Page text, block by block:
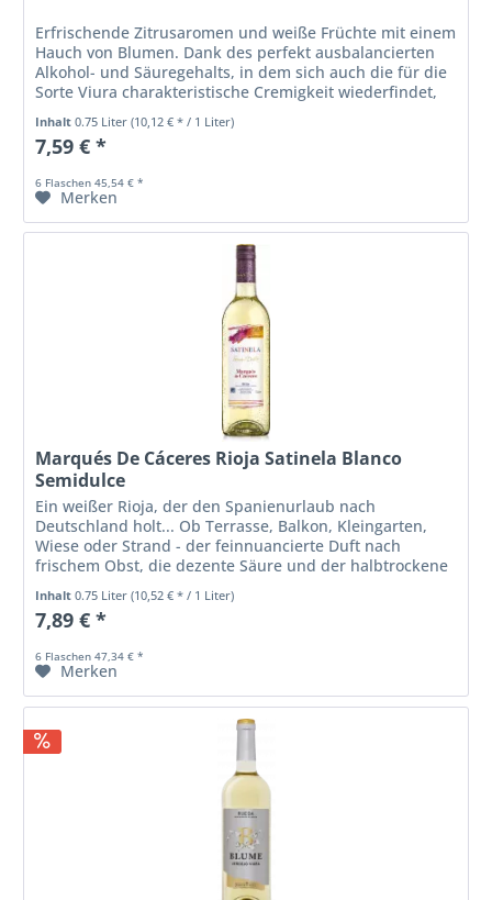
Erfrischende Zitrusaromen und weiße Früchte mit einem
Hauch von Blumen. Dank des perfekt ausbalancierten
Alkohol- und Säuregehalts, in dem sich auch die für die
Sorte Viura charakteristische Cremigkeit wiederfindet,
hat er einen langen...
Inhalt0.75 Liter(10,12 € * / 1 Liter)
7,59 € *
6 Flaschen 45,54 € *
Merken
Marqués De Cáceres Rioja Satinela Blanco
Semidulce
Ein weißer Rioja, der den Spanienurlaub nach
Deutschland holt... Ob Terrasse, Balkon, Kleingarten,
Wiese oder Strand - der feinnuancierte Duft nach
frischem Obst, die dezente Säure und der halbtrockene
Ausbau sorgen, gut gekühlt, für...
Inhalt0.75 Liter(10,52 € * / 1 Liter)
7,89 € *
6 Flaschen 47,34 € *
Merken